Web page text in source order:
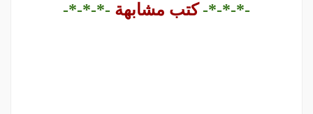
-*-*-*- كتب مشابهة -*-*-*-